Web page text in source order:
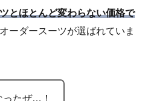
とほとんど変わらない価格で
ーダースーツが選ばれていま
ったぜ…！